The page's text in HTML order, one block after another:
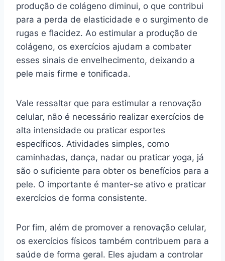
produção de colágeno diminui, o que contribui
para a perda de elasticidade e o surgimento de
rugas e flacidez. Ao estimular a produção de
colágeno, os exercícios ajudam a combater
esses sinais de envelhecimento, deixando a
pele mais firme e tonificada.
Vale ressaltar que para estimular a renovação
celular, não é necessário realizar exercícios de
alta intensidade ou praticar esportes
específicos. Atividades simples, como
caminhadas, dança, nadar ou praticar yoga, já
são o suficiente para obter os benefícios para a
pele. O importante é manter-se ativo e praticar
exercícios de forma consistente.
Por fim, além de promover a renovação celular,
os exercícios físicos também contribuem para a
saúde de forma geral. Eles ajudam a controlar